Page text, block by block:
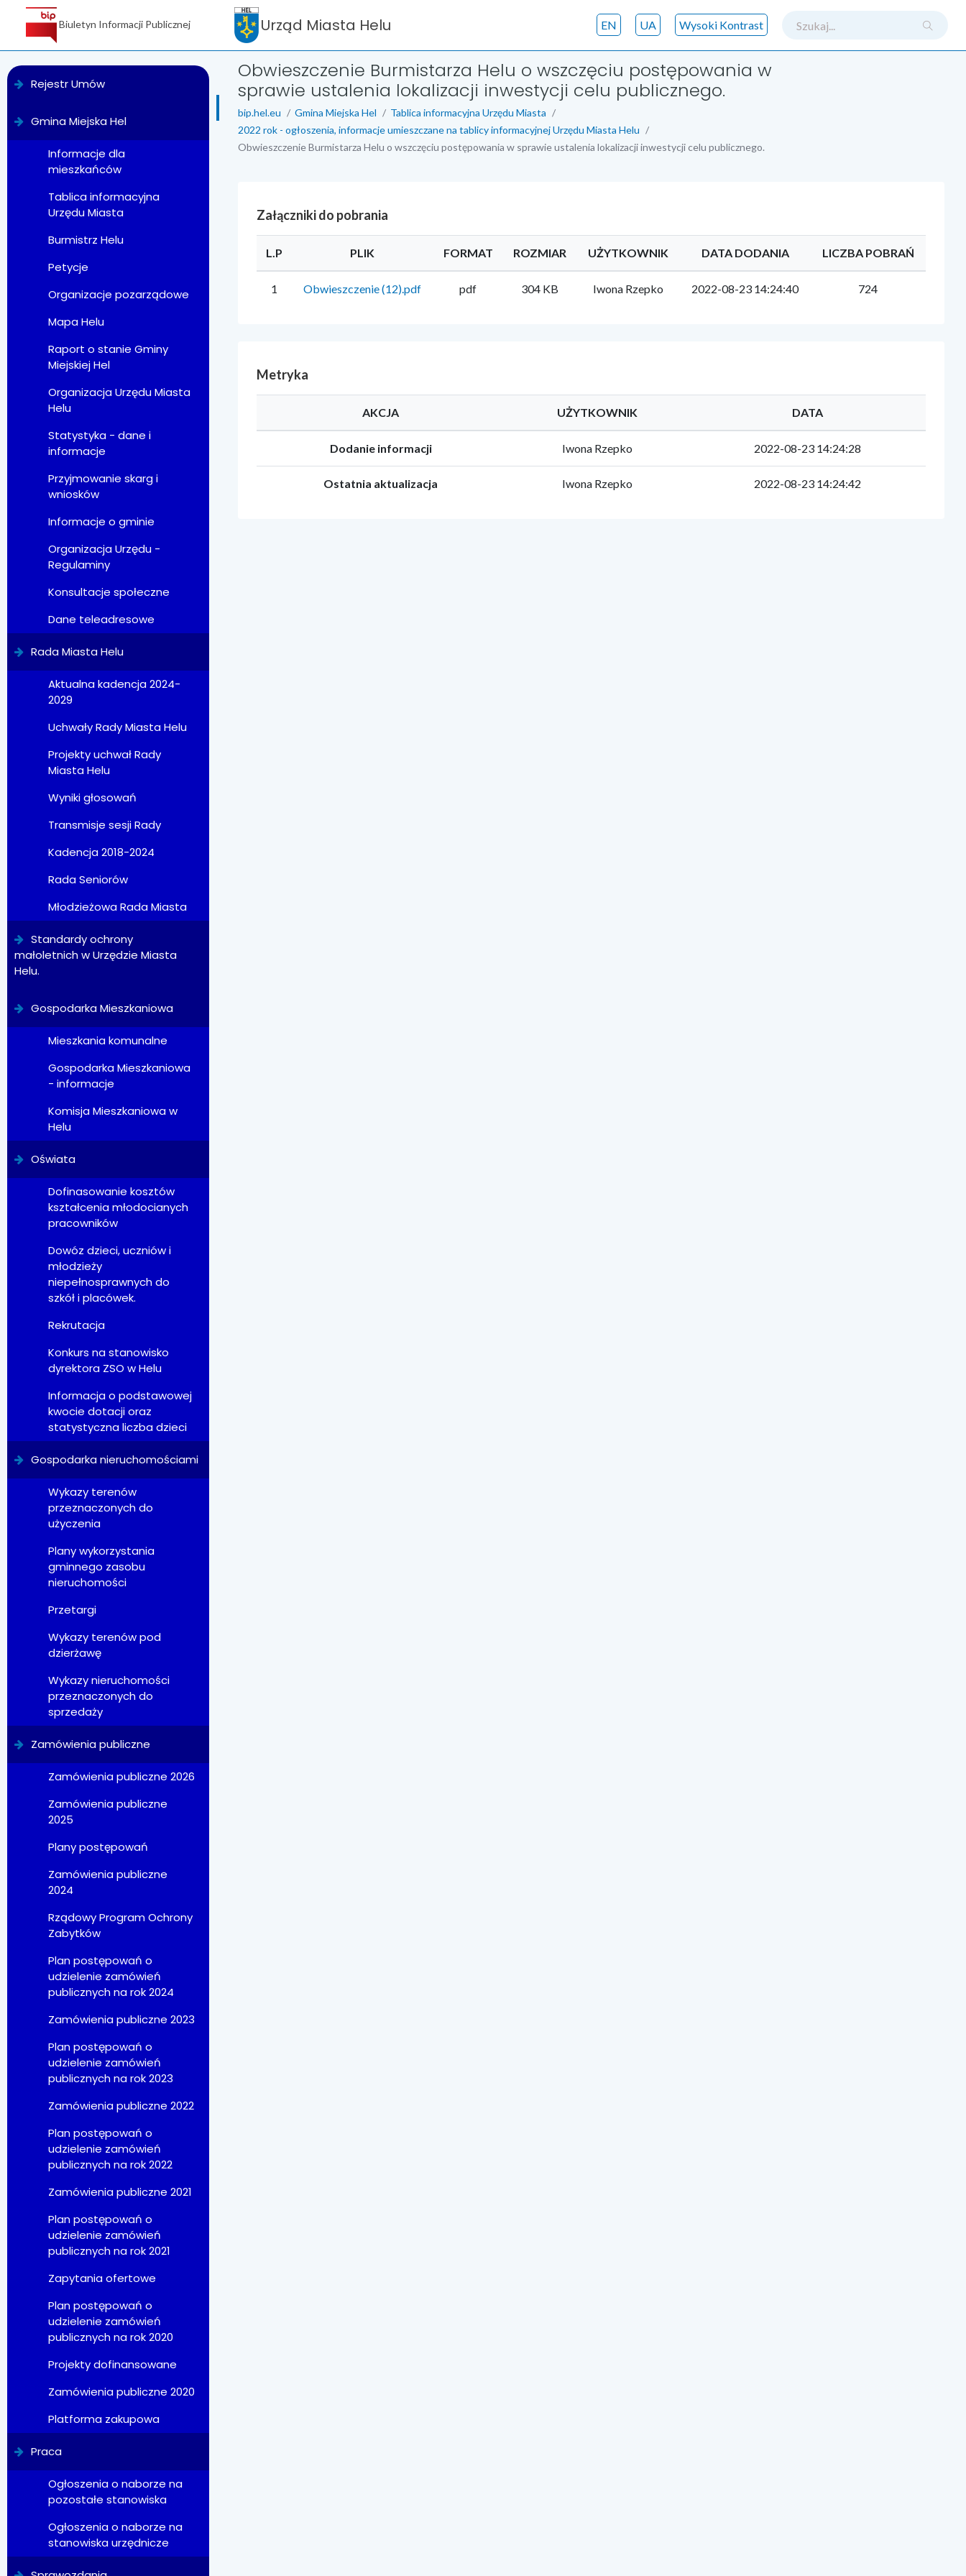
Biuletyn Informacji Publicznej
Rejestr Umów
Gmina Miejska Hel
Informacje dla
mieszkańców
Tablica informacyjna
Urzędu Miasta
Burmistrz Helu
Petycje
Organizacje pozarządowe
Mapa Helu
Raport o stanie Gminy
Miejskiej Hel
Organizacja Urzędu Miasta
Helu
Statystyka - dane i
informacje
Przyjmowanie skarg i
wniosków
Informacje o gminie
Organizacja Urzędu -
Regulaminy
Konsultacje społeczne
Dane teleadresowe
Rada Miasta Helu
Aktualna kadencja 2024-
2029
Uchwały Rady Miasta Helu
Projekty uchwał Rady
Miasta Helu
Wyniki głosowań
Transmisje sesji Rady
Kadencja 2018-2024
Rada Seniorów
Młodzieżowa Rada Miasta
Standardy ochrony
małoletnich w Urzędzie Miasta
Helu.
Gospodarka Mieszkaniowa
Mieszkania komunalne
Gospodarka Mieszkaniowa
- informacje
Komisja Mieszkaniowa w
Helu
Oświata
Dofinasowanie kosztów
kształcenia młodocianych
pracowników
Dowóz dzieci, uczniów i
młodzieży
niepełnosprawnych do
szkół i placówek.
Rekrutacja
Konkurs na stanowisko
dyrektora ZSO w Helu
Informacja o podstawowej
kwocie dotacji oraz
statystyczna liczba dzieci
Gospodarka nieruchomościami
Wykazy terenów
przeznaczonych do
użyczenia
Plany wykorzystania
gminnego zasobu
nieruchomości
Przetargi
Wykazy terenów pod
dzierżawę
Wykazy nieruchomości
przeznaczonych do
sprzedaży
Zamówienia publiczne
Zamówienia publiczne 2026
Zamówienia publiczne
2025
Plany postępowań
Zamówienia publiczne
2024
Rządowy Program Ochrony
Zabytków
Plan postępowań o
udzielenie zamówień
publicznych na rok 2024
Zamówienia publiczne 2023
Plan postępowań o
udzielenie zamówień
publicznych na rok 2023
Zamówienia publiczne 2022
Plan postępowań o
udzielenie zamówień
publicznych na rok 2022
Zamówienia publiczne 2021
Plan postępowań o
udzielenie zamówień
publicznych na rok 2021
Zapytania ofertowe
Plan postępowań o
udzielenie zamówień
publicznych na rok 2020
Projekty dofinansowane
Zamówienia publiczne 2020
Platforma zakupowa
Praca
Ogłoszenia o naborze na
pozostałe stanowiska
Ogłoszenia o naborze na
stanowiska urzędnicze
Urząd Miasta Helu Wysoki Kontrast
UA
EN
Obwieszczenie Burmistarza Helu o wszczęciu postępowania w
sprawie ustalenia lokalizacji inwestycji celu publicznego.
bip.hel.eu Gmina Miejska Hel
Tablica informacyjna Urzędu Miasta
2022 rok - ogłoszenia, informacje umieszczane na tablicy informacyjnej Urzędu Miasta Helu
Obwieszczenie Burmistarza Helu o wszczęciu postępowania w sprawie ustalenia lokalizacji inwestycji celu publicznego.
Załączniki do pobrania
L.P PLIK FORMAT ROZMIAR UŻYTKOWNIK DATA DODANIA LICZBA POBRAŃ
1 Obwieszczenie (12).pdf pdf 304 KB Iwona Rzepko 2022-08-23 14:24:40 724
Metryka
AKCJA UŻYTKOWNIK DATA
Dodanie informacji Iwona Rzepko 2022-08-23 14:24:28
Ostatnia aktualizacja Iwona Rzepko 2022-08-23 14:24:42